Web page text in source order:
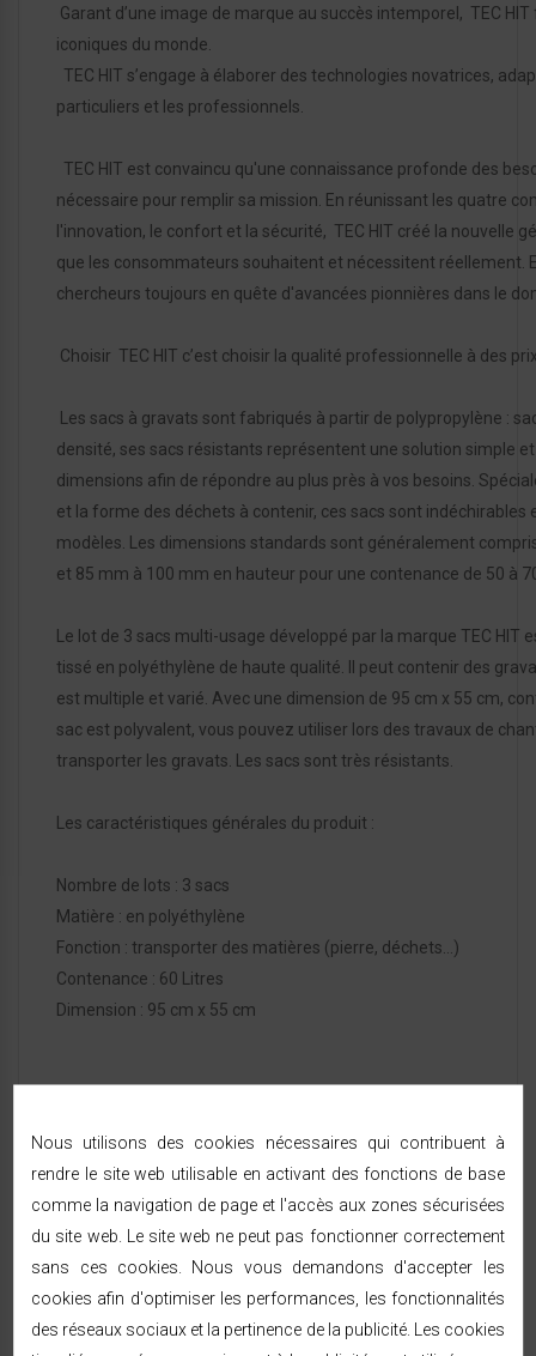
Garant d’une image de marque au succès intemporel, TEC
iconiques du monde.
TEC HIT s’engage à élaborer des technologies novatrices,
particuliers et les professionnels.
TEC HIT est convaincu qu'une connaissance profonde des
nécessaire pour remplir sa mission. En réunissant les quatre
l'innovation, le confort et la sécurité, TEC HIT créé la nouvelle
que les consommateurs souhaitent et nécessitent réellement.
chercheurs toujours en quête d'avancées pionnières dans le
Choisir TEC HIT c’est choisir la qualité professionnelle à des
Les sacs à gravats sont fabriqués à partir de polypropylène :
densité, ses sacs résistants représentent une solution simple
dimensions afin de répondre au plus près à vos besoins.
et la forme des déchets à contenir, ces sacs sont indéchirables
modèles. Les dimensions standards sont généralement
et 85 mm à 100 mm en hauteur pour une contenance de 50 à
Le lot de 3 sacs multi-usage développé par la marque TEC
tissé en polyéthylène de haute qualité. Il peut contenir des
est multiple et varié. Avec une dimension de 95 cm x 55 cm,
sac est polyvalent, vous pouvez utiliser lors des travaux de
transporter les gravats. Les sacs sont très résistants.
Les caractéristiques générales du produit :
Nombre de lots : 3 sacs
Matière : en polyéthylène
Fonction : transporter des matières (pierre, déchets…)
Contenance : 60 Litres
Dimension : 95 cm x 55 cm
Référence:321205
Nous utilisons des cookies nécessaires qui contribuent à
rendre le site web utilisable en activant des fonctions de base
comme la navigation de page et l'accès aux zones sécurisées
du site web. Le site web ne peut pas fonctionner correctement
sans ces cookies. Nous vous demandons d'accepter les
cookies afin d'optimiser les performances, les fonctionnalités
des réseaux sociaux et la pertinence de la publicité. Les cookies